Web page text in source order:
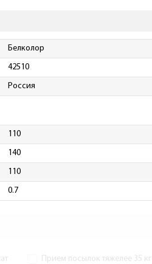
Белколор
42510
Россия
110
140
110
0.7
Прием посылок тяжелее 35 кг